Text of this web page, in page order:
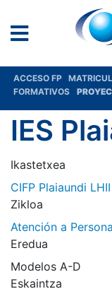
ACCESO FP
FORMATIVOS
IES
Ikastetxea
CIFP Plaiaundi LHII
Zikloa
Atención a
Eredua
Modelos A-D
Eskaintza